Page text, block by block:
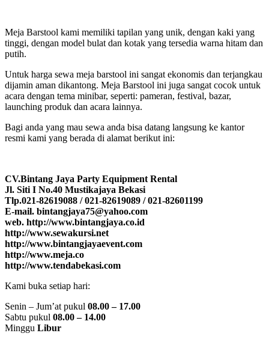
Meja Barstool kami memiliki tapilan yang unik, dengan kaki yang
tinggi, dengan model bulat dan kotak yang tersedia warna hitam dan
putih.
Untuk harga sewa meja barstool ini sangat ekonomis dan terjangkau
dijamin aman dikantong. Meja Barstool ini juga sangat cocok untuk
acara dengan tema minibar, seperti: pameran, festival, bazar,
launching produk dan acara lainnya.
Bagi anda yang mau sewa anda bisa datang langsung ke kantor
resmi kami yang berada di alamat berikut ini:
CV.Bintang Jaya Party Equipment Rental
Jl. Siti I No.40 Mustikajaya Bekasi
Tlp.021-82619088 / 021-82619089 / 021-82601199
E-mail. bintangjaya75@yahoo.com
web. http://www.bintangjaya.co.id
http://www.sewakursi.net
http://www.bintangjayaevent.com
http://www.meja.co
http://www.tendabekasi.com
Kami buka setiap hari:
Senin – Jum’at pukul 08.00 – 17.00
Sabtu pukul 08.00 – 14.00
Minggu Libur